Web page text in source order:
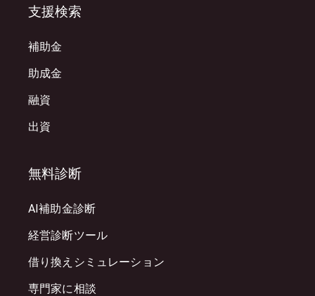
支援検索
補助金
助成金
融資
出資
無料診断
AI補助金診断
経営診断ツール
借り換えシミュレーション
専門家に相談